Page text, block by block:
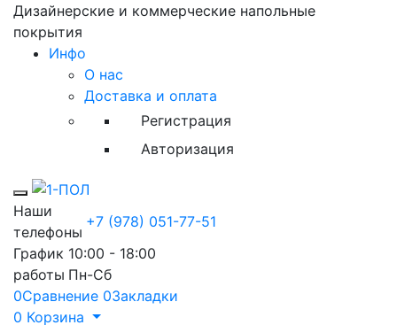
Дизайнерские и коммерческие напольные
покрытия
Инфо
О нас
Доставка и оплата
Регистрация
Авторизация
Toggle mobile menu
Наши
телефоны
+7 (978) 051-77-51
График
работы
10:00 - 18:00
Пн-Сб
0Сравнение 0Закладки
0 Корзина